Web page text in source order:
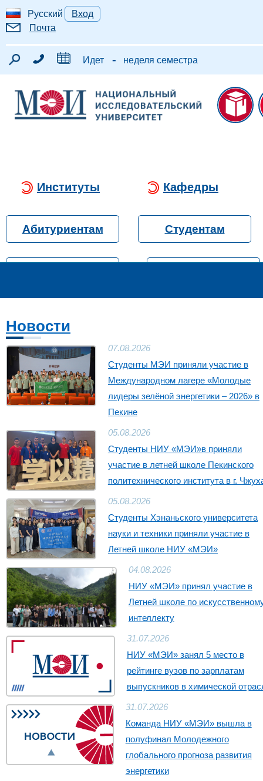
Русский
Вход
Почта
Идет - неделя семестра
Институты Кафедры
Абитуриентам Студентам
Новости​
07.08.2026
Студенты МЭИ приняли участие в
Международном лагере «Молодые
лидеры зелёной энергетики – 2026» в
Пекине
05.08.2026
Студенты НИУ «МЭИ»в приняли
участие в летней школе Пекинского
политехнического института в г.
05.08.2026
Студенты Хэнаньского университета
науки и техники приняли участие в
Летней школе НИУ «МЭИ»
04.08.2026
НИУ «МЭИ» принял участие в
Летней школе по
интеллекту
31.07.2026
НИУ «МЭИ» занял 5 место в
рейтинге вузов по зарплатам
выпускников в химической
31.07.2026
Команда НИУ «МЭИ» вышла в
полуфинал Молодежного
глобального прогноза развития
энергетики